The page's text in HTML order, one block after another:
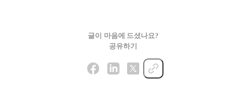
글이 마음에 드셨나요?
공유하기